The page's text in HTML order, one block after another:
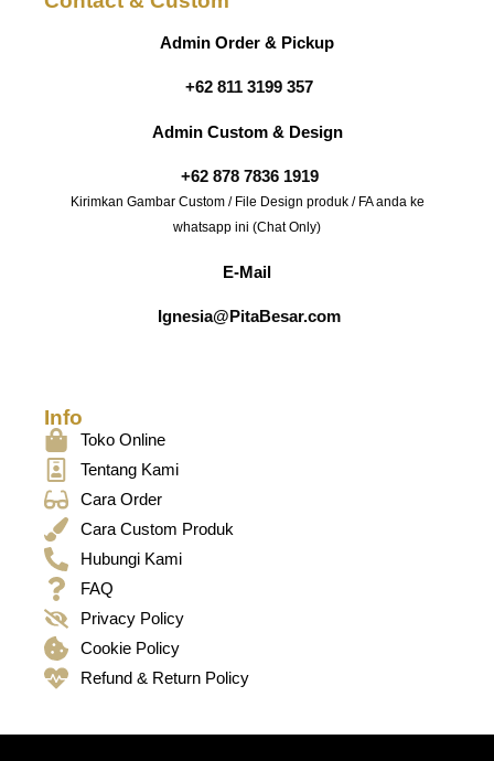
Admin Order & Pickup
+62 811 3199 357
Admin Custom & Design
+62 878 7836 1919
Kirimkan Gambar Custom / File Design produk / FA anda ke
whatsapp ini (Chat Only)
E-Mail
Ignesia@PitaBesar.com
Info
Toko Online
Tentang Kami
Cara Order
Cara Custom Produk
Hubungi Kami
FAQ
Privacy Policy
Cookie Policy
Refund & Return Policy